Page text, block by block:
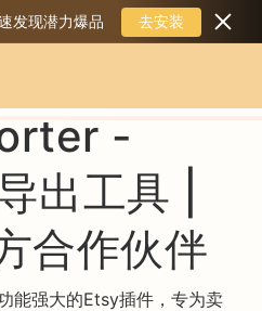
发现潜力爆品 去安装
-
出工具 |
合作伙伴
能强大的Etsy插件，专为卖